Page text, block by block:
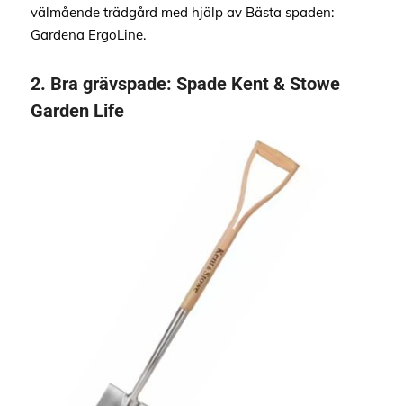
välmående trädgård med hjälp av Bästa spaden:
Gardena ErgoLine.
2. Bra grävspade: Spade Kent & Stowe
Garden Life